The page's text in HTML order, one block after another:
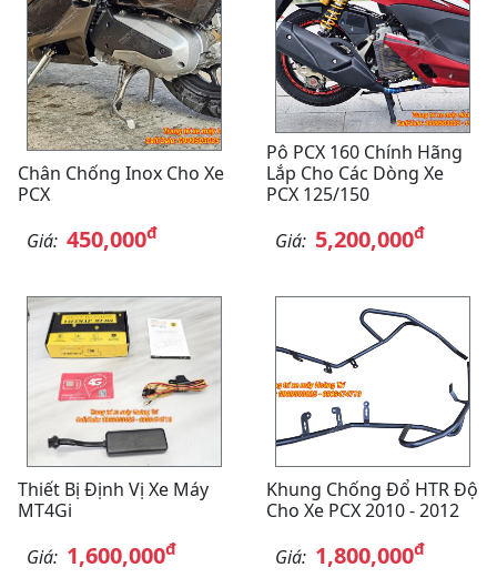
Chân Chống Inox Cho Xe
PCX
Giá: 450,000đ
Pô PCX 160 Chính Hãng
Lắp Cho Các Dòng Xe
PCX 125/150
Giá: 5,200,000đ
Thiết Bị Định Vị Xe Máy
MT4Gi
Giá: 1,600,000đ
Khung Chống Đổ HTR Độ
Cho Xe PCX 2010 - 2012
Giá: 1,800,000đ